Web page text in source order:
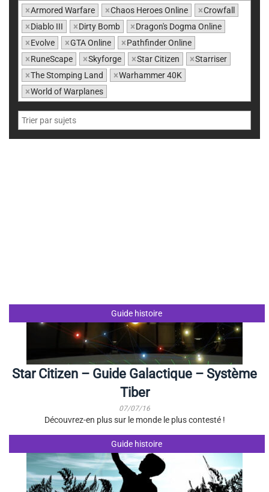
Guide histoire
Star Citizen – Guide Galactique – Système
Tiber
07/07/16
Découvrez-en plus sur le monde le plus contesté !
Guide histoire
×Armored Warfare ×Chaos Heroes Online ×Crowfall
×Diablo III ×Dirty Bomb ×Dragon's Dogma Online
×Evolve ×GTA Online ×Pathfinder Online
×RuneScape ×Skyforge ×Star Citizen ×Starriser
×The Stomping Land ×Warhammer 40K
×World of Warplanes